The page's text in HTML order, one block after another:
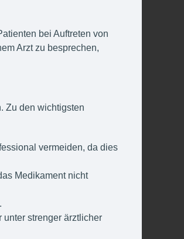
bei Auftreten von
Arzt zu besprechen,
Zu den wichtigsten
vermeiden, da dies
Medikament nicht
strenger ärztlicher